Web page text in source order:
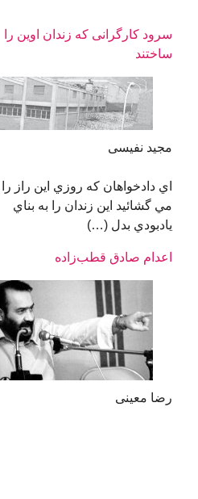
سرود كارگرانی كه زندان اوين را
ساختند
مجید نفیسی
اي دادخواهان كه روزي اين راز را
مي گشائيد اين زندان را به بناي
يادبودي بدل (…)
اعدام صادق قطب‌زاده
رضا معینی